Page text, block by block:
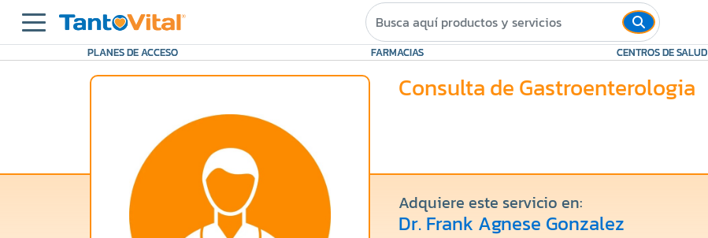
PLANES DE ACCESO FARMACIAS CENTROS DE SALUD
Consulta de Gastroenterologia
Adquiere este servicio en:
Dr. Frank Agnese Gonzalez